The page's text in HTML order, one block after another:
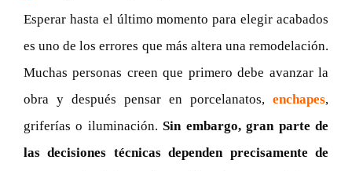
Esperar hasta el último momento para elegir acabados
es uno de los errores que más altera una remodelación.
Muchas personas creen que primero debe avanzar la
obra y después pensar en porcelanatos, enchapes,
griferías o iluminación. Sin embargo, gran parte de
las decisiones técnicas dependen precisamente de